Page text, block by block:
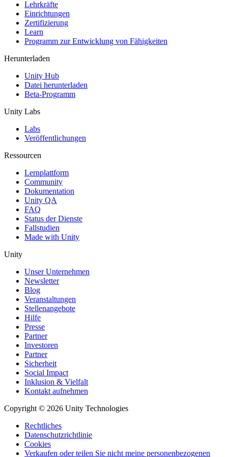
XR-Spiele
XR-Spiele plattformübergreifend starten
Multiplayer-Spiele
Vereinfachte Entwicklung von Multiplayer-Spielen
Lehrkräfte
Einrichtungen
Zertifizierung
Learn
Programm zur Entwicklung von Fähigkeiten
Herunterladen
Unity Hub
Datei herunterladen
Beta-Programm
Unity Labs
Labs
Veröffentlichungen
Ressourcen
Lernplattform
Community
Dokumentation
Unity QA
FAQ
Status der Dienste
Fallstudien
Made with Unity
Unity
Unser Unternehmen
Newsletter
Blog
Veranstaltungen
Stellenangebote
Hilfe
Presse
Partner
Investoren
Partner
Sicherheit
Social Impact
Inklusion & Vielfalt
Kontakt aufnehmen
Copyright © 2026 Unity Technologies
Rechtliches
Datenschutzrichtlinie
Cookies
Verkaufen oder teilen Sie nicht meine personenbezogenen